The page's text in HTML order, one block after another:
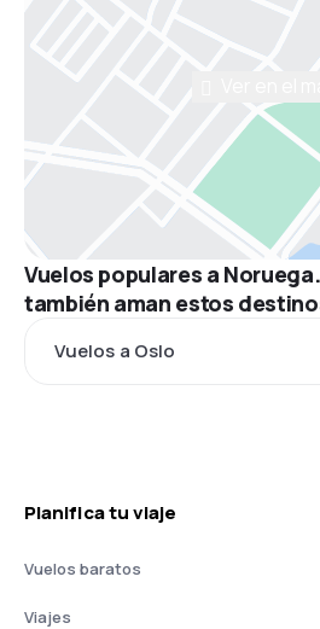
Vuelos populares a
también aman estos
Vuelos a Oslo
Planifica tu viaje
Vuelos baratos
Viajes